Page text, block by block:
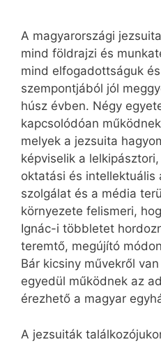
A magyarországi
mind földrajzi és
mind elfogadottságuk
szempontjából jól
húsz évben. Négy
kapcsolódóan
melyek a jezsuita
képviselik a
oktatási és intellektuális
szolgálat és a média
környezete felismeri,
Ignác-i többletet
teremtő, megújító
Bár kicsiny művekről
egyedül működnek az
érezhető a magyar
A jezsuiták